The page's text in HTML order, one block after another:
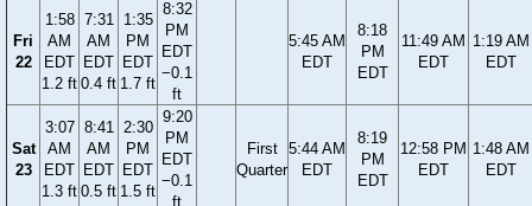
Fri
22
1:58
AM
EDT
1.2 ft
7:31
AM
EDT
0.4 ft
1:35
PM
EDT
1.7 ft
8:32
PM
EDT
−0.1
ft
5:45 AM
EDT
8:18
PM
EDT
11:49 AM
EDT
1:19 AM
EDT
Sat
23
3:07
AM
EDT
1.3 ft
8:41
AM
EDT
0.5 ft
2:30
PM
EDT
1.5 ft
9:20
PM
EDT
−0.1
ft
First
Quarter
5:44 AM
EDT
8:19
PM
EDT
12:58 PM
EDT
1:48 AM
EDT